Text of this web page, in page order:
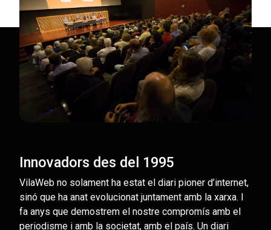
Innovadors des del 1995
VilaWeb no solament ha estat el diari pioner d’internet,
sinó que ha anat evolucionat juntament amb la xarxa. I
fa anys que demostrem el nostre compromís amb el
periodisme i amb la societat, amb el país. Un diari